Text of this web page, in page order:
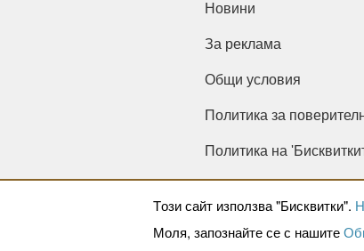
Tози сайт използва "Бисквитки".
Моля, запознайте се с нашите
Новини
За реклама
Общи условия
Политика за
Политика на